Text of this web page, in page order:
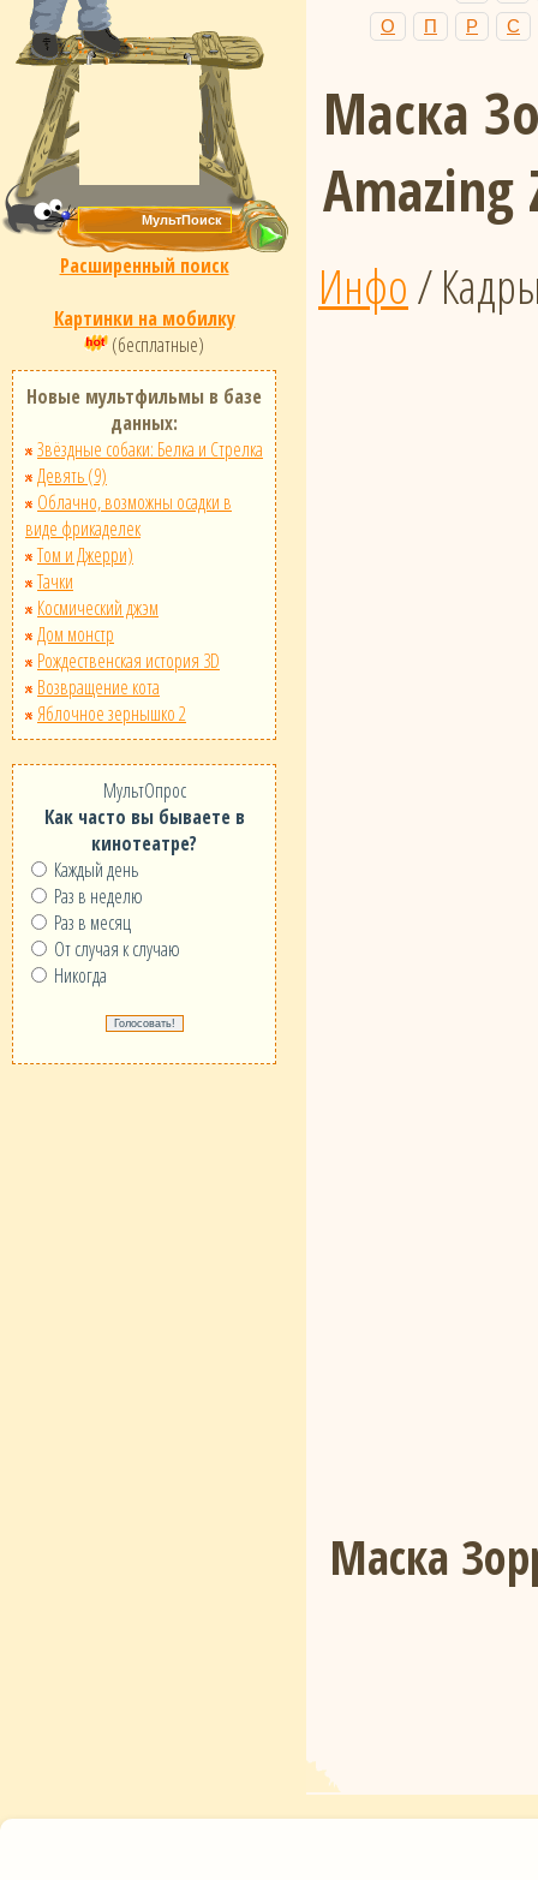
Расширенный поиск
Картинки на мобилку
(бесплатные)
Новые мультфильмы в базе
данных:
Звёздные собаки: Белка и Стрелка
Девять (9)
Облачно, возможны осадки в
виде фрикаделек
Том и Джерри)
Тачки
Космический джэм
Дом монстр
Рождественская история 3D
Возвращение кота
Яблочное зернышко 2
МультОпрос
Как часто вы бываете в
кинотеатре?
Каждый день
Раз в неделю
Раз в месяц
От случая к случаю
Никогда
О
П Р С
Маска
Amazing
Инфо/
Маска